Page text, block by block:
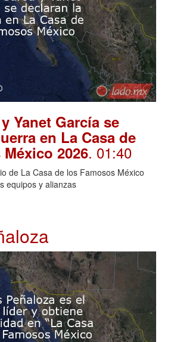
Yanet García se
en La Casa de
2026. 01:40
de La Casa de los Famosos México
equipos y alianzas